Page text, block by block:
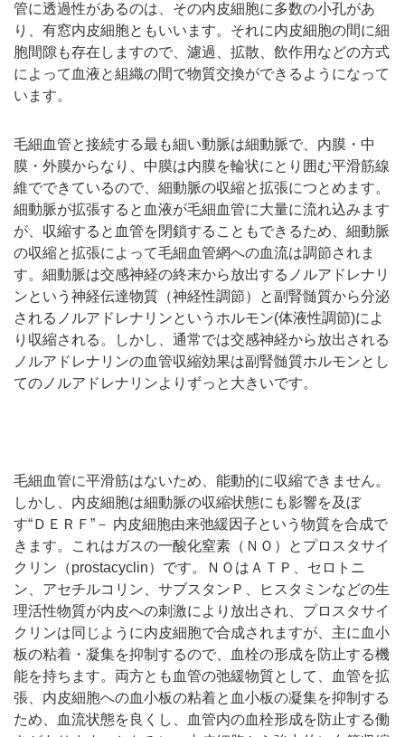
管に透過性があるのは、その内皮細胞に多数の小孔があ
り、有窓内皮細胞ともいいます。それに内皮細胞の間に細
胞間隙も存在しますので、濾過、拡散、飲作用などの方式
によって血液と組織の間で物質交換ができるようになって
います。
毛細血管と接続する最も細い動脈は細動脈で、内膜・中
膜・外膜からなり、中膜は内膜を輪状にとり囲む平滑筋線
維でできているので、細動脈の収縮と拡張につとめます。
細動脈が拡張すると血液が毛細血管に大量に流れ込みます
が、収縮すると血管を閉鎖することもできるため、細動脈
の収縮と拡張によって毛細血管網への血流は調節されま
す。細動脈は交感神経の終末から放出するノルアドレナリ
ンという神経伝達物質（神経性調節）と副腎髄質から分泌
されるノルアドレナリンというホルモン(体液性調節)によ
り収縮される。しかし、通常では交感神経から放出される
ノルアドレナリンの血管収縮効果は副腎髄質ホルモンとし
てのノルアドレナリンよりずっと大きいです。
毛細血管に平滑筋はないため、能動的に収縮できません。
しかし、内皮細胞は細動脈の収縮状態にも影響を及ぼ
す“ＤＥＲＦ”－ 内皮細胞由来弛緩因子という物質を合成で
きます。これはガスの一酸化窒素（ＮＯ）とプロスタサイ
クリン（prostacyclin）です。ＮＯはＡＴＰ、セロトニ
ン、アセチルコリン、サブスタンＰ、ヒスタミンなどの生
理活性物質が内皮への刺激により放出され、プロスタサイ
クリンは同じように内皮細胞で合成されますが、主に血小
板の粘着・凝集を抑制するので、血栓の形成を防止する機
能を持ちます。両方とも血管の弛緩物質として、血管を拡
張、内皮細胞への血小板の粘着と血小板の凝集を抑制する
ため、血流状態を良くし、血管内の血栓形成を防止する働